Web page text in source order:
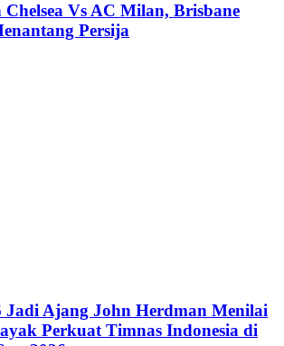
Vs AC Milan, Brisbane
Persija
Jadi Ajang John Herdman Menilai
Perkuat Timnas Indonesia di